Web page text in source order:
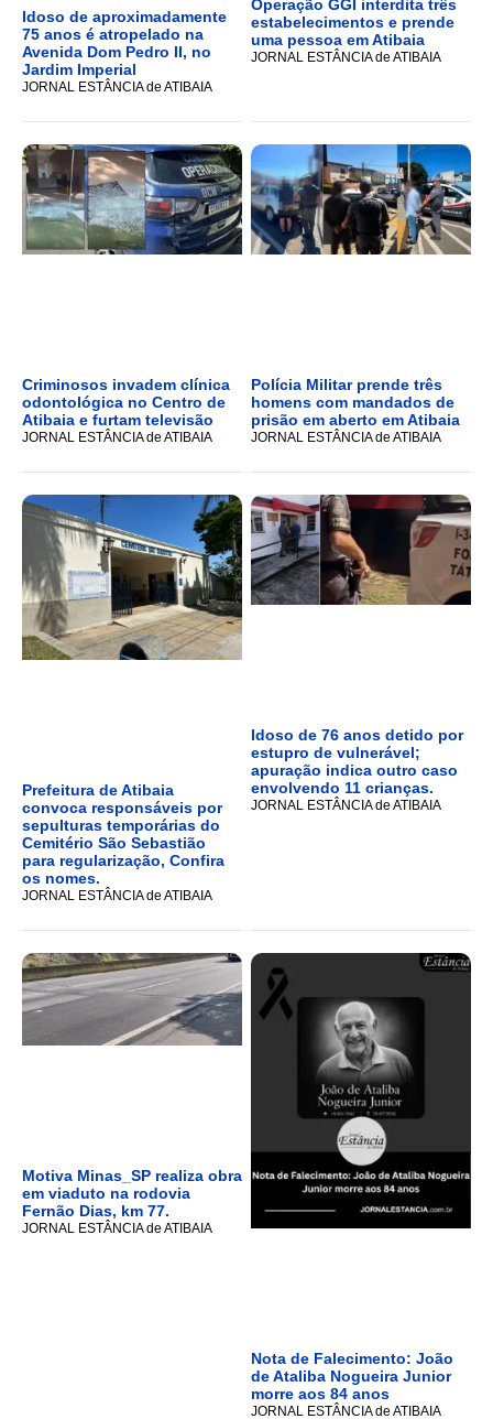
Idoso de aproximadamente
75 anos é atropelado na
Avenida Dom Pedro II, no
Jardim Imperial
JORNAL ESTÂNCIA de ATIBAIA
Operação GGI interdita três
estabelecimentos e prende
uma pessoa em Atibaia
JORNAL ESTÂNCIA de ATIBAIA
Criminosos invadem clínica
odontológica no Centro de
Atibaia e furtam televisão
JORNAL ESTÂNCIA de ATIBAIA
Polícia Militar prende três
homens com mandados de
prisão em aberto em Atibaia
JORNAL ESTÂNCIA de ATIBAIA
Prefeitura de Atibaia
convoca responsáveis por
sepulturas temporárias do
Cemitério São Sebastião
para regularização, Confira
os nomes.
JORNAL ESTÂNCIA de ATIBAIA
Idoso de 76 anos detido por
estupro de vulnerável;
apuração indica outro caso
envolvendo 11 crianças.
JORNAL ESTÂNCIA de ATIBAIA
Motiva Minas_SP realiza obra
em viaduto na rodovia
Fernão Dias, km 77.
JORNAL ESTÂNCIA de ATIBAIA
Nota de Falecimento: João
de Ataliba Nogueira Junior
morre aos 84 anos
JORNAL ESTÂNCIA de ATIBAIA